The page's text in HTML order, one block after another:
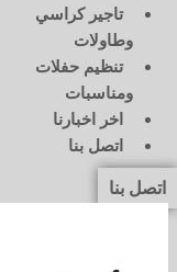
تاجير كراسي
وطاولات
تنظيم حفلات
ومناسبات
اخر اخبارنا
اتصل بنا
اتصل بنا